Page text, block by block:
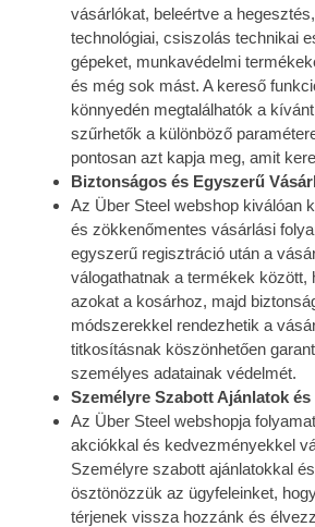
vásárlókat, beleértve a
technológiai, csiszolás technikai
gépeket, munkavédelmi
és még sok mást. A kereső
könnyedén megtalálhatók a
szűrhetők a különböző
pontosan azt kapja meg, amit
Biztonságos és Egyszerű
Az Über Steel webshop kiválóan
és zökkenőmentes vásárlási
egyszerű regisztráció után a
válogathatnak a termékek között,
azokat a kosárhoz, majd
módszerekkel rendezhetik a
titkosításnak köszönhetően
személyes adatainak védelmét.
Személyre Szabott Ajánlatok
Az Über Steel webshopja
akciókkal és kedvezményekkel
Személyre szabott ajánlatokkal
ösztönözzük az ügyfeleinket,
térjenek vissza hozzánk és